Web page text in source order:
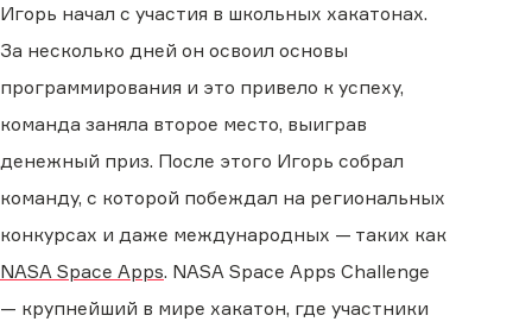
Игорь начал с участия в школьных хакатонах.
За несколько дней он освоил основы
программирования и это привело к успеху,
команда заняла второе место, выиграв
денежный приз. После этого Игорь собрал
команду, с которой побеждал на региональных
конкурсах и даже международных — таких как
NASA Space Apps. NASA Space Apps Challenge
— крупнейший в мире хакатон, где участники